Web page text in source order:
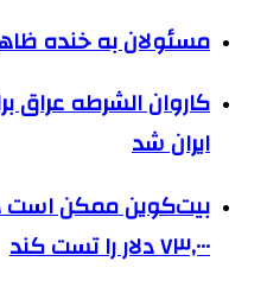
مسئولان به خنده
کاروان الشرطه عراق
ایران شد
۷۳,۰۰۰ دلار را تست کند